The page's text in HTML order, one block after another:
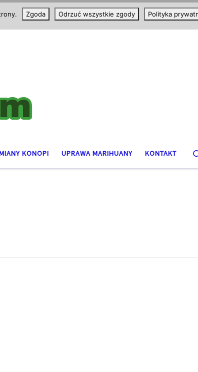
KONOPI UPRAWA MARIHUANY KONTAKT
Zgoda Odrzuć wszystkie zgody Polityka